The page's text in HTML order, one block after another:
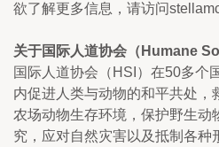
欲了解更多信息，请访问
关于国际人道协会（Humane
国际人道协会（HSI）在50多个
内促进人类与动物的和平共处，
农场动物生存环境，保护野生动
究，应对自然灾害以及抵制各种